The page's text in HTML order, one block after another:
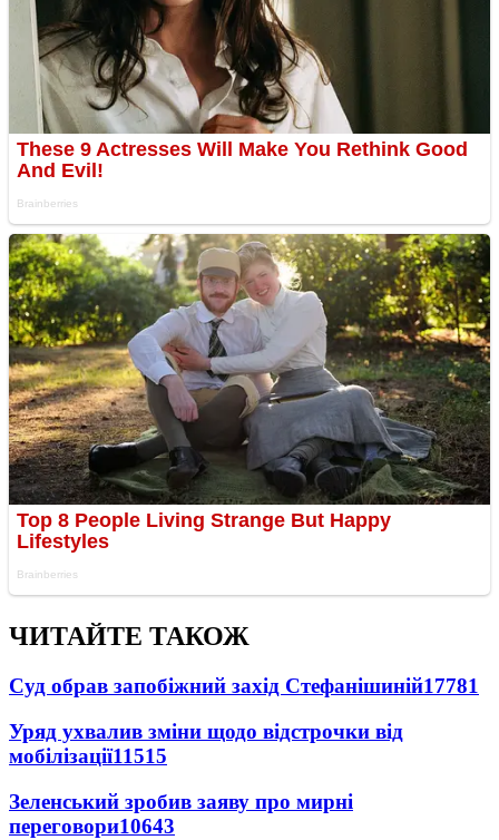
ЧИТАЙТЕ ТАКОЖ
Суд обрав запобіжний захід Стефанішиній17781
Уряд ухвалив зміни щодо відстрочки від
мобілізації11515
Зеленський зробив заяву про мирні
переговори10643